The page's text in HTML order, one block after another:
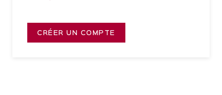
CRÉER UN COMPTE